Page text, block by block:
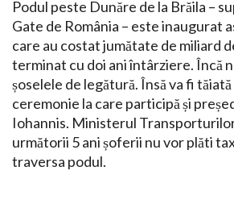
Podul peste Dunăre de la Brăila –
Gate de România – este inaugurat
care au costat jumătate de miliard
terminat cu doi ani întârziere. Încă
șoselele de legătură. Însă va fi
ceremonie la care participă și
Iohannis. Ministerul
următorii 5 ani șoferii nu vor plăti
traversa podul.